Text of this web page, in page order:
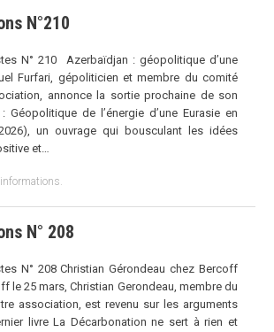
N°210
N° 210 Azerbaïdjan : géopolitique d’une
Furfari, gépoliticien et membre du comité
annonce la sortie prochaine de son
Géopolitique de l’énergie d’une Eurasie en
un ouvrage qui bousculant les idées
et…
N° 208
N° 208 Christian Gérondeau chez Bercoff
le 25 mars, Christian Gerondeau, membre du
association, est revenu sur les arguments
livre La Décarbonation ne sert à rien et